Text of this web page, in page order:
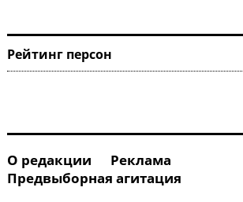
Рейтинг
О редакции
Реклама
Предвыборная агитация